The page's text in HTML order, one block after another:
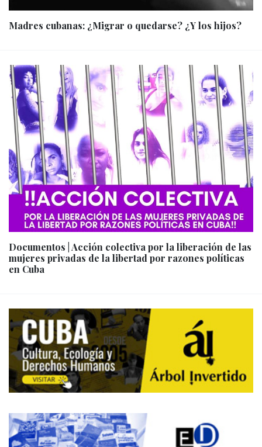
Madres cubanas: ¿Migrar o quedarse? ¿Y los hijos?
Documentos | Acción colectiva por la liberación de las
mujeres privadas de la libertad por razones políticas
en Cuba